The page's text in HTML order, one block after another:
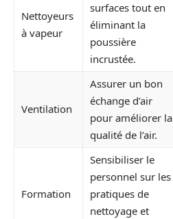
Nettoyeurs
à vapeur
surfaces tout en
éliminant la
poussière
incrustée.
Ventilation
Assurer un bon
échange d’air
pour améliorer la
qualité de l’air.
Formation
Sensibiliser le
personnel sur les
pratiques de
nettoyage et